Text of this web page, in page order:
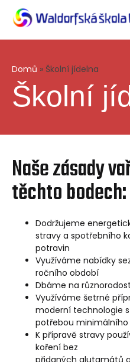
Domů » Školní jídelna
Školní
Naše zásady
těchto bodech:
Dodržujeme
stravy a spotřebního
potravin
Využíváme nabídky
ročního období
Dbáme na
Využíváme šetrné
moderní technologie s
potřebou
K přípravě stravy
koření bez
přidaných glutamátů